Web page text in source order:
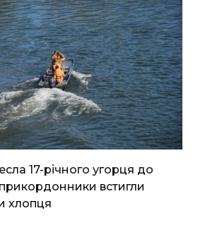
17-річного угорця до
встигли
хлопця